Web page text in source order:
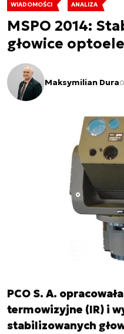
WIADOMOŚCI ANALIZA
MSPO 2014:
głowice
Maksymilian Dura
PCO S. A.
termowizyjne (IR) i
stabilizowanych